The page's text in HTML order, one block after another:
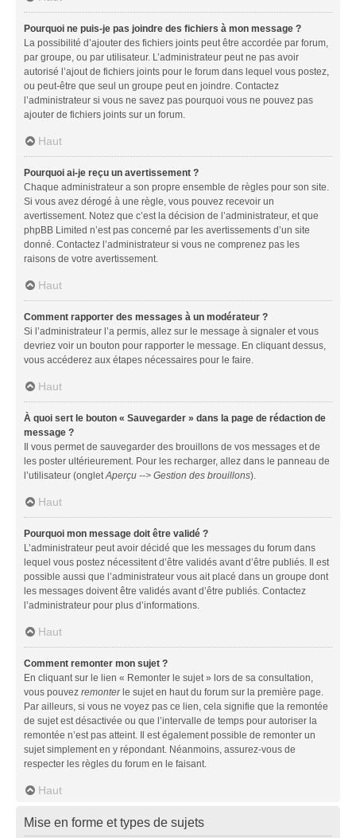
Pourquoi ne puis-je pas joindre des fichiers à mon message ?
La possibilité d’ajouter des fichiers joints peut être accordée par forum,
par groupe, ou par utilisateur. L’administrateur peut ne pas avoir
autorisé l’ajout de fichiers joints pour le forum dans lequel vous postez,
ou peut-être que seul un groupe peut en joindre. Contactez
l’administrateur si vous ne savez pas pourquoi vous ne pouvez pas
ajouter de fichiers joints sur un forum.
Haut
Pourquoi ai-je reçu un avertissement ?
Chaque administrateur a son propre ensemble de règles pour son site.
Si vous avez dérogé à une règle, vous pouvez recevoir un
avertissement. Notez que c’est la décision de l’administrateur, et que
phpBB Limited n’est pas concerné par les avertissements d’un site
donné. Contactez l’administrateur si vous ne comprenez pas les
raisons de votre avertissement.
Haut
Comment rapporter des messages à un modérateur ?
Si l’administrateur l’a permis, allez sur le message à signaler et vous
devriez voir un bouton pour rapporter le message. En cliquant dessus,
vous accéderez aux étapes nécessaires pour le faire.
Haut
À quoi sert le bouton « Sauvegarder » dans la page de rédaction de
message ?
Il vous permet de sauvegarder des brouillons de vos messages et de
les poster ultérieurement. Pour les recharger, allez dans le panneau de
l’utilisateur (ongletAperçu --> Gestion des brouillons).
Haut
Pourquoi mon message doit être validé ?
L’administrateur peut avoir décidé que les messages du forum dans
lequel vous postez nécessitent d’être validés avant d’être publiés. Il est
possible aussi que l’administrateur vous ait placé dans un groupe dont
les messages doivent être validés avant d’être publiés. Contactez
l’administrateur pour plus d’informations.
Haut
Comment remonter mon sujet ?
En cliquant sur le lien « Remonter le sujet » lors de sa consultation,
vous pouvez remonterle sujet en haut du forum sur la première page.
Par ailleurs, si vous ne voyez pas ce lien, cela signifie que la remontée
de sujet est désactivée ou que l’intervalle de temps pour autoriser la
remontée n’est pas atteint. Il est également possible de remonter un
sujet simplement en y répondant. Néanmoins, assurez-vous de
respecter les règles du forum en le faisant.
Haut
Mise en forme et types de sujets